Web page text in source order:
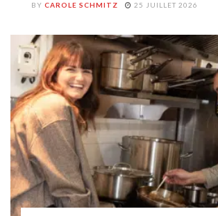
BY CAROLE SCHMITZ 25 JUILLET 2026